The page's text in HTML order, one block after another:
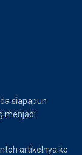
siapapun
menjadi
artikelnya ke